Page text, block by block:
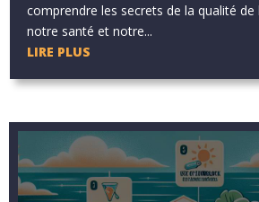
comprendre les secrets de la qualité
notre santé et notre...
LIRE PLUS